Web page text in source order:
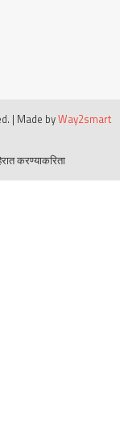
| Made byWay2smart
करण्याकरिता